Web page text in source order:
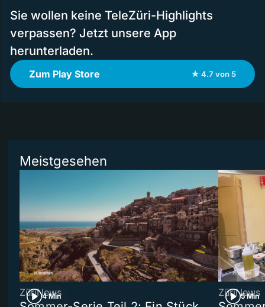
Sie wollen keine TeleZüri-Highlights
verpassen? Jetzt unsere App
herunterladen.
Zum Play Store ★ 4.7 von 5
Meistgesehen
4 Min
ZüriNews 5 Min
ZüriNews